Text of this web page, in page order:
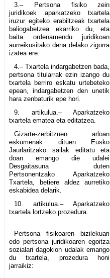
3.– Pertsona fisiko zein
juridikoek aparkatzeko txartela
iruzur egiteko erabiltzeak txartela
baliogabetzea ekarriko du, eta
baita ordenamendu juridikoan
aurreikusitako dena delako zigorra
izatea ere.
4.– Txartela indargabetzen bada,
pertsona titularrak ezin izango du
txartela berriro eskatu urtebeteko
epean, indargabetzen den unetik
hara zenbaturik epe hori.
9. artikulua.– Aparkatzeko
txartela ematea eta editatzea.
Gizarte-zerbitzuen arloan
eskumenak dituen Eusko
Jaurlaritzako sailak editatu eta
doan emango die udalei
Desgaitasuna duten
Pertsonentzako Aparkatzeko
Txartela, betiere aldez aurretiko
eskabidea delarik.
10. artikulua.– Aparkatzeko
txartela lortzeko prozedura.
Pertsona fisikoaren bizilekuari
edo pertsona juridikoaren egoitza
sozialari dagokion udalak emango
du txartela, prozedura honi
jarraikiz: